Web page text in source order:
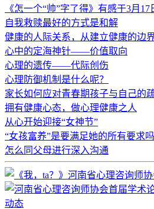
《怎一个“帅”字了得》有感于3月
自我救赎最好的方式是和解
健康的人际关系，从建立健康的边
心中的定海神针——价值取向
心理的遗传——代际创伤
心理防御机制是什么呢？
家长如何应对青春期孩子与自己的
拥有健康心态，做心理健康之人
从心开始迎接“女神节”
“女孩富养”是要满足她的所有要求吗
怎么同父母进行深入沟通
动态